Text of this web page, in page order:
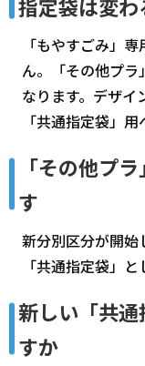
指定袋は変
「もやすごみ」
ん。「その他プ
なります。デザイ
「共通指定袋」用
「その他プ
す
新分別区分が開始
「共通指定袋」と
新しい「共
すか